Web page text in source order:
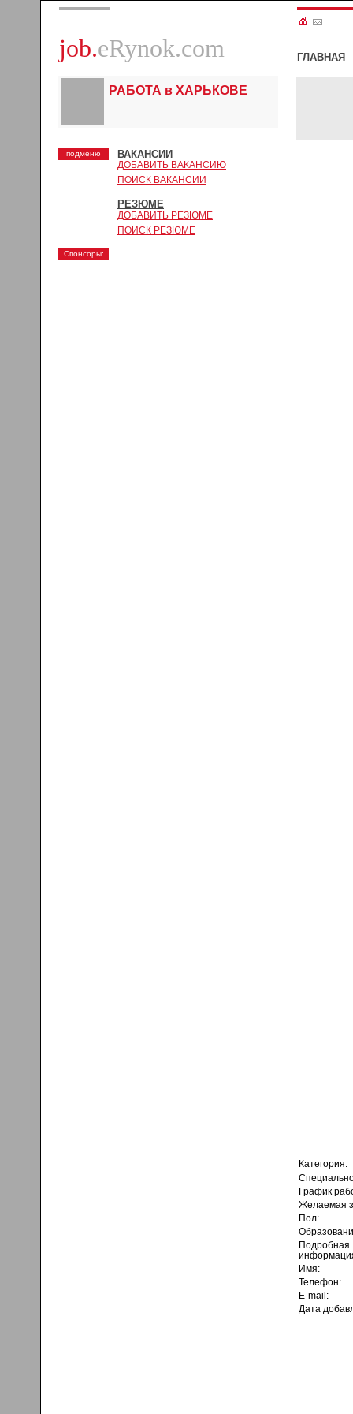
job.eRynok.com ГЛАВНАЯ
РАБОТА в ХАРЬКОВЕ
подменю ВАКАНСИИ
ДОБАВИТЬ ВАКАНСИЮ
ПОИСК ВАКАНСИИ
РЕЗЮМЕ
ДОБАВИТЬ РЕЗЮМЕ
ПОИСК РЕЗЮМЕ
Спонсоры:
Категория:
График
Желаемая
Пол:
Подробная
Имя:
Телефон:
E-mail:
Дата